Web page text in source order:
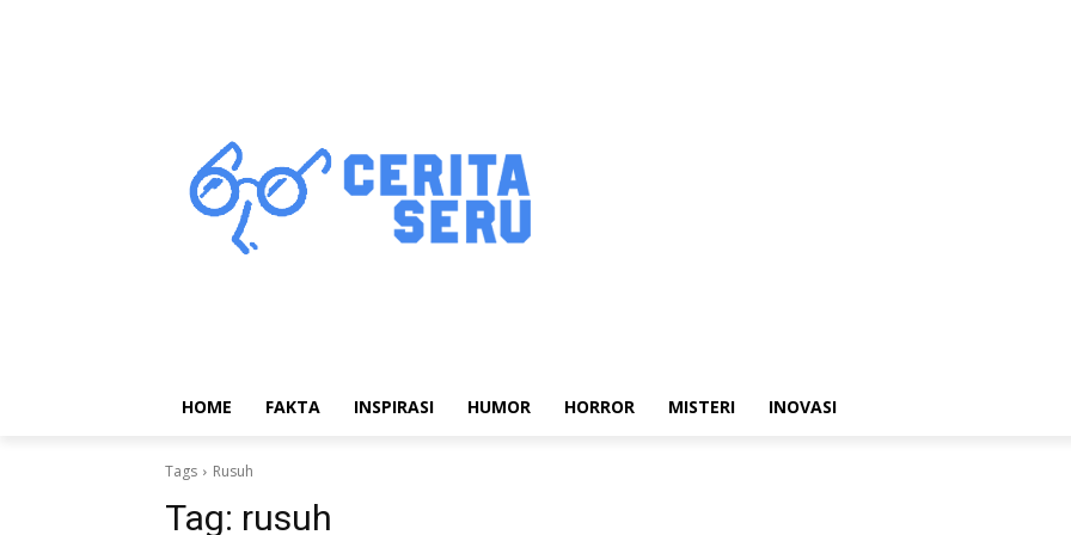
HOME FAKTA INSPIRASI HUMOR HORROR MISTERI INOVASI
Tags Rusuh
Tag: rusuh